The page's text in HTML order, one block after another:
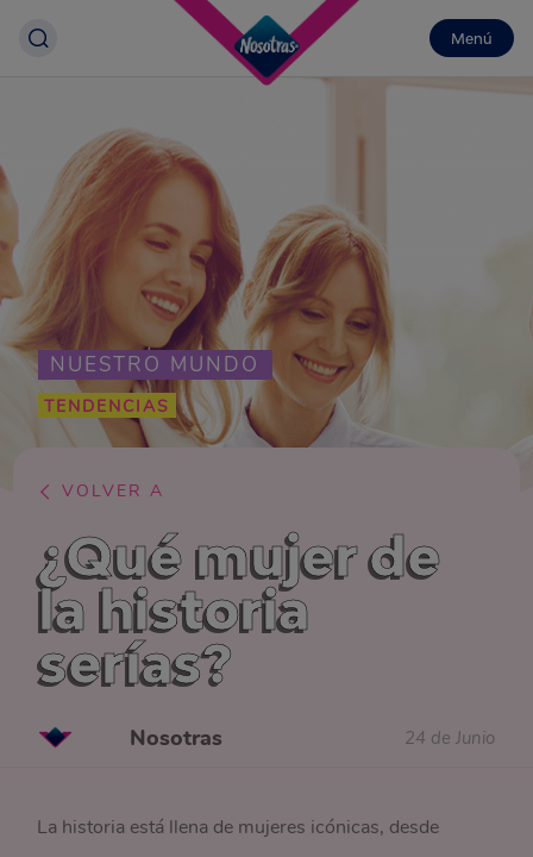
Menú
NUESTRO MUNDO
TENDENCIAS
VOLVER A
¿Qué mujer de
la historia
serías?
Nosotras 24 de Junio
La historia está llena de mujeres icónicas, desde